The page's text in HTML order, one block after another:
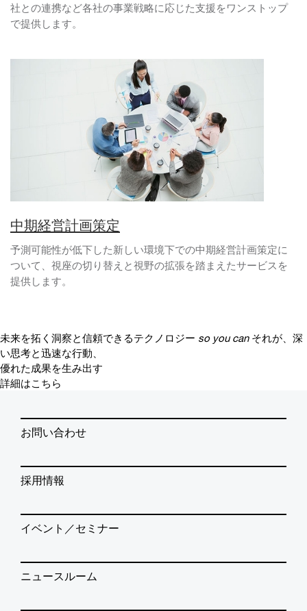
社との連携など各社の事業戦略に応じた支援をワンストップ
で提供します。
中期経営計画策定
予測可能性が低下した新しい環境下での中期経営計画策定に
ついて、視座の切り替えと視野の拡張を踏まえたサービスを
提供します。
未来を拓く洞察と信頼できるテクノロジー so you can それが、深
い思考と迅速な行動、
優れた成果を生み出す
詳細はこちら
お問い合わせ
採用情報
イベント／セミナー
ニュースルーム